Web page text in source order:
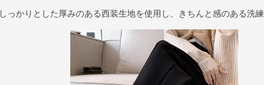
しっかりとした厚みのある西装生地を使用し、きちんと感のある洗